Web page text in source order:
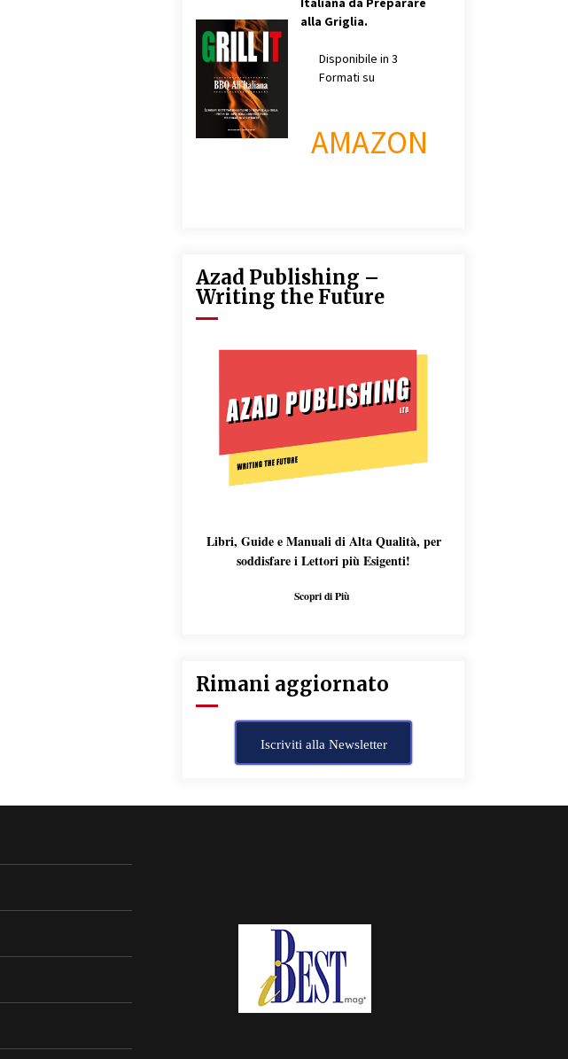
alla Griglia.
Disponibile in 3
Formati su
AMAZON
Azad Publishing –
Writing the Future
Libri, Guide e Manuali di Alta Qualità, per
soddisfare i Lettori più Esigenti!
Scopri di Più
Rimani aggiornato
Iscriviti alla Newsletter